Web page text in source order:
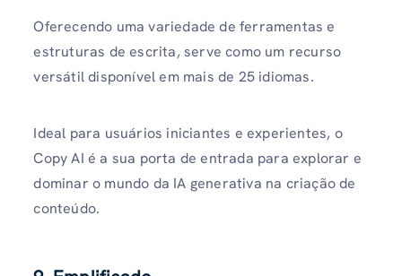
Oferecendo uma variedade de ferramentas e
estruturas de escrita, serve como um recurso
versátil disponível em mais de 25 idiomas.
Ideal para usuários iniciantes e experientes, o
Copy AI é a sua porta de entrada para explorar e
dominar o mundo da IA ​​generativa na criação de
conteúdo.